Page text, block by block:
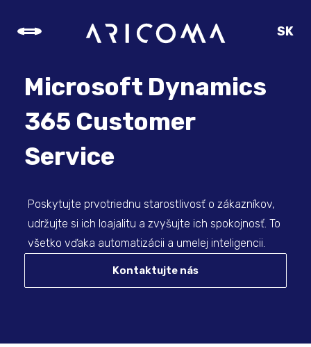
SK
Microsoft Dynamics
365 Customer
Service
Poskytujte prvotriednu starostlivosť o zákazníkov,
udržujte si ich loajalitu a zvyšujte ich spokojnosť. To
všetko vďaka automatizácii a umelej inteligencii.
Kontaktujte nás